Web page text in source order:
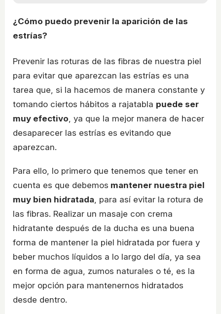
¿Cómo puedo prevenir la aparición de las
estrías?
Prevenir las roturas de las fibras de nuestra piel
para evitar que aparezcan las estrías es una
tarea que, si la hacemos de manera constante y
tomando ciertos hábitos a rajatabla puede ser
muy efectivo , ya que la mejor manera de hacer
desaparecer las estrías es evitando que
aparezcan.
Para ello, lo primero que tenemos que tener en
cuenta es que debemos mantener nuestra piel
muy bien hidratada , para así evitar la rotura de
las fibras. Realizar un masaje con crema
hidratante después de la ducha es una buena
forma de mantener la piel hidratada por fuera y
beber muchos líquidos a lo largo del día, ya sea
en forma de agua, zumos naturales o té, es la
mejor opción para mantenernos hidratados
desde dentro.